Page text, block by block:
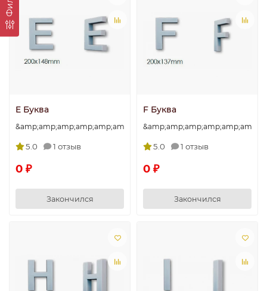
E Буква
5.0 1 отзыв
0 ₽
Закончился
F Буква
5.0 1 отзыв
0 ₽
Закончился